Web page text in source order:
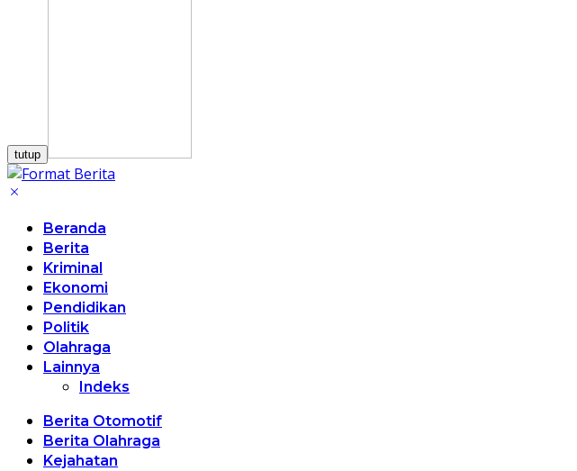
tutup
Beranda
Berita
Kriminal
Ekonomi
Pendidikan
Politik
Olahraga
Lainnya
Indeks
Berita Otomotif
Berita Olahraga
Kejahatan